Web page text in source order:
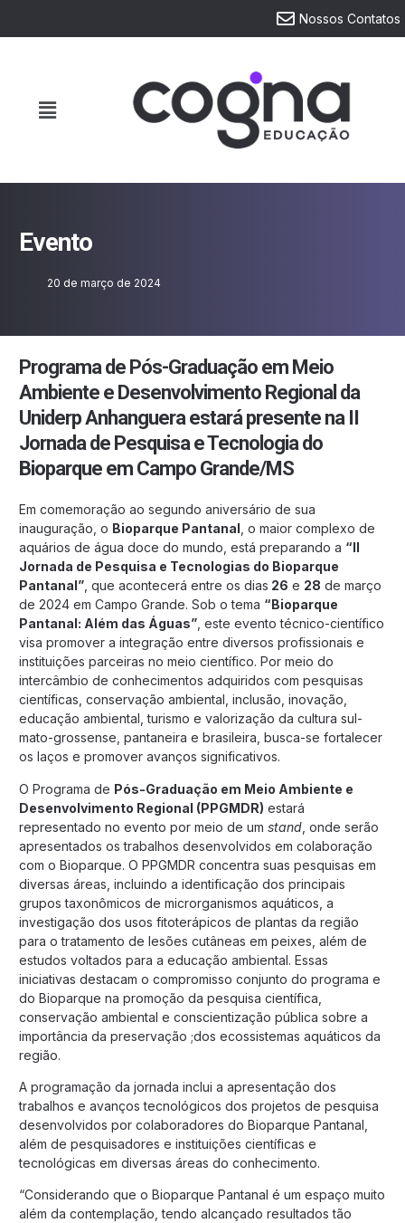
Nossos Contatos
Evento
20 de março de 2024
Programa de Pós-Graduação em Meio
Ambiente e Desenvolvimento Regional da
Uniderp Anhanguera estará presente na II
Jornada de Pesquisa e Tecnologia do
Bioparque em Campo Grande/MS
Em comemoração ao segundo aniversário de sua
inauguração, o Bioparque Pantanal , o maior complexo de
aquários de água doce do mundo, está preparando a “II
Jornada de Pesquisa e Tecnologias do Bioparque
Pantanal” , que acontecerá entre os dias 26 e 28 de março
de 2024 em Campo Grande. Sob o tema “Bioparque
Pantanal: Além das Águas” , este evento técnico-científico
visa promover a integração entre diversos profissionais e
instituições parceiras no meio científico. Por meio do
intercâmbio de conhecimentos adquiridos com pesquisas
científicas, conservação ambiental, inclusão, inovação,
educação ambiental, turismo e valorização da cultura sul-
mato-grossense, pantaneira e brasileira, busca-se fortalecer
os laços e promover avanços significativos.
O Programa de Pós-Graduação em Meio Ambiente e
Desenvolvimento Regional (PPGMDR) estará
representado no evento por meio de um stand , onde serão
apresentados os trabalhos desenvolvidos em colaboração
com o Bioparque. O PPGMDR concentra suas pesquisas em
diversas áreas, incluindo a identificação dos principais
grupos taxonômicos de microrganismos aquáticos, a
investigação dos usos fitoterápicos de plantas da região
para o tratamento de lesões cutâneas em peixes, além de
estudos voltados para a educação ambiental. Essas
iniciativas destacam o compromisso conjunto do programa e
do Bioparque na promoção da pesquisa científica,
conservação ambiental e conscientização pública sobre a
importância da preservação ;dos ecossistemas aquáticos da
região.
A programação da jornada inclui a apresentação dos
trabalhos e avanços tecnológicos dos projetos de pesquisa
desenvolvidos por colaboradores do Bioparque Pantanal,
além de pesquisadores e instituições científicas e
tecnológicas em diversas áreas do conhecimento.
“Considerando que o Bioparque Pantanal é um espaço muito
além da contemplação, tendo alcançado resultados tão